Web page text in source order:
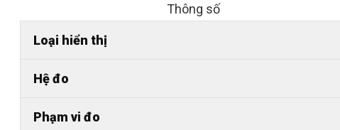
Thông số
Loại hiển thị
Hệ đo
Phạm vi đo